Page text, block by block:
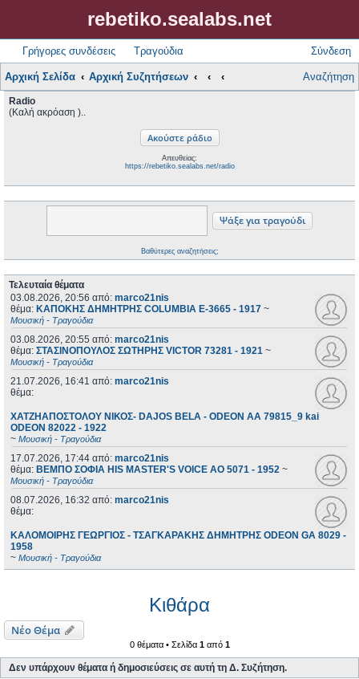
rebetiko.sealabs.net
Γρήγορες συνδέσεις Τραγούδια Σύνδεση
Αρχική Σελίδα Αρχική Συζητήσεων Αναζήτηση
Radio
(Καλή ακρόαση )..
Απευθείας:
https://rebetiko.sealabs.net/radio
Βαθύτερες αναζητήσεις;
Τελευταία θέματα
03.08.2026, 20:56 από: marco21nis
θέμα: ΚΑΠΟΚΗΣ ΔΗΜΗΤΡΗΣ COLUMBIA E-3665 - 1917 ~
Μουσική - Τραγούδια
03.08.2026, 20:55 από: marco21nis
θέμα: ΣΤΑΣΙΝΟΠΟΥΛΟΣ ΣΩΤΗΡΗΣ VICTOR 73281 - 1921 ~
Μουσική - Τραγούδια
21.07.2026, 16:41 από: marco21nis
θέμα:
ΧΑΤΖΗΑΠΟΣΤΟΛΟΥ ΝΙΚΟΣ- DAJOS BELA - ODEON AA 79815_9 kai
ODEON 82022 - 1922
~ Μουσική - Τραγούδια
17.07.2026, 17:44 από: marco21nis
θέμα: ΒΕΜΠΟ ΣΟΦΙΑ HIS MASTER'S VOICE AO 5071 - 1952 ~
Μουσική - Τραγούδια
08.07.2026, 16:32 από: marco21nis
θέμα:
ΚΑΛΟΜΟΙΡΗΣ ΓΕΩΡΓΙΟΣ - ΤΣΑΓΚΑΡΑΚΗΣ ΔΗΜΗΤΡΗΣ ODEON GA 8029 -
1958
~ Μουσική - Τραγούδια
Κιθάρα
Νέο Θέμα
0 θέματα • Σελίδα 1από 1
Δεν υπάρχουν θέματα ή δημοσιεύσεις σε αυτή τη Δ. Συζήτηση.